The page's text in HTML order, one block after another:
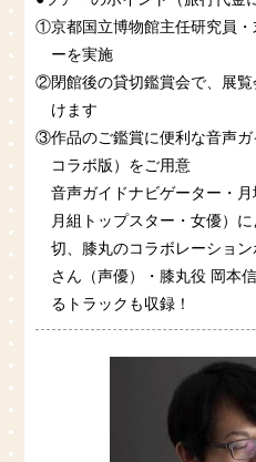
①京都国立博物館主任研究員
ーを実施
②閉館後の貸切鑑賞会で、展
けます
③作品のご鑑賞に便利な音声ガ
コラボ版）をご用意
音声ガイドナビゲーター・
月組トップスター・女優）
切、膝丸のコラボレーショ
さん（声優）・膝丸役 岡本
るトラックも収録！